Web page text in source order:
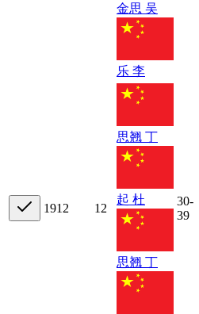
金思 吴
乐 李
1912 12
思翘 丁
起 杜
思翘 丁
30-
39